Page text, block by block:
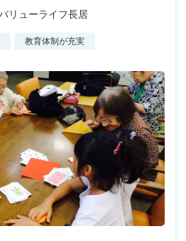
リューライフ長居
教育体制が充実